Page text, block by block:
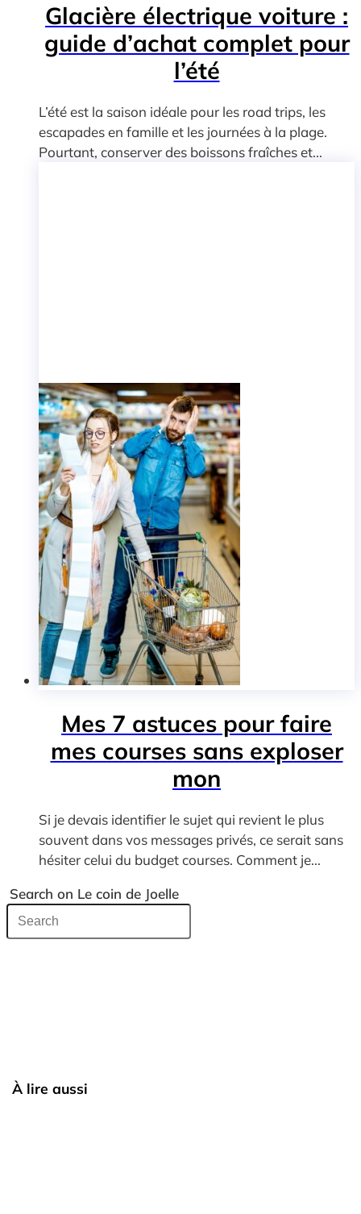
Glacière électrique voiture :
guide d’achat complet pour
l’été
L’été est la saison idéale pour les road trips, les
escapades en famille et les journées à la plage.
Pourtant, conserver des boissons fraîches et...
Mes 7 astuces pour faire
mes courses sans exploser
mon
Si je devais identifier le sujet qui revient le plus
souvent dans vos messages privés, ce serait sans
hésiter celui du budget courses. Comment je...
Search on Le coin de Joelle
À lire aussi